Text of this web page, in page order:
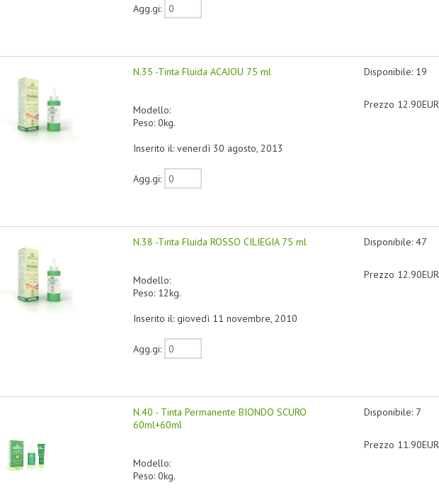
Agg.gi:
Disponibile: 19
N.35 -Tinta Fluida ACAJOU 75 ml
Modello:
Peso: 0kg.
Inserito il: venerdì 30 agosto, 2013
Agg.gi:
Prezzo 12.90EUR
Disponibile: 47
N.38 -Tinta Fluida ROSSO CILIEGIA 75 ml
Modello:
Peso: 12kg.
Inserito il: giovedì 11 novembre, 2010
Agg.gi:
Prezzo 12.90EUR
Disponibile: 7
N.40 - Tinta Permanente BIONDO SCURO
60ml+60ml
Modello:
Peso: 0kg.
Prezzo 11.90EUR